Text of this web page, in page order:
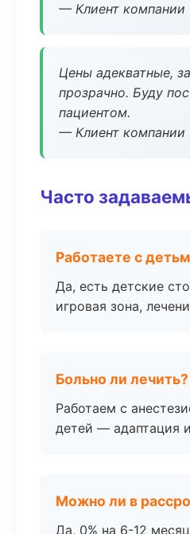
— Клиент компании
Цены адекватные,
прозрачно. Буду
пациентом.
— Клиент компании
Часто
Работаете с
Да, есть детские
игровая зона,
Больно ли лечить?
Работаем с
детей — адаптация
Можно ли в
Да, 0% на 6-12